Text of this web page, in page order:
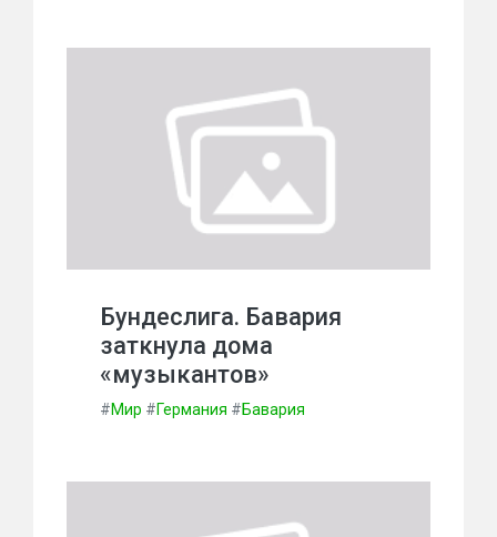
Бундеслига. Бавария
заткнула дома
«музыкантов»
#Мир #Германия #Бавария